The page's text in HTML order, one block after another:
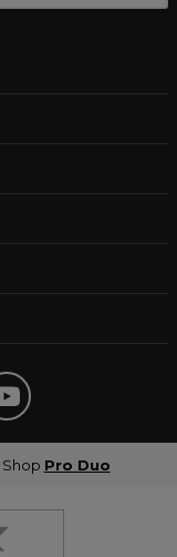
Shop Pro Duo